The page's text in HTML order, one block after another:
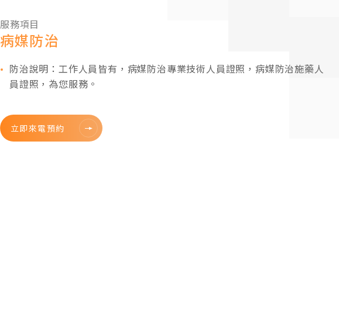
服務項目
病媒防治
防治說明：工作人員皆有，病媒防治專業技術人員證照，病媒防治施藥人
員證照，為您服務。
立即來電預約